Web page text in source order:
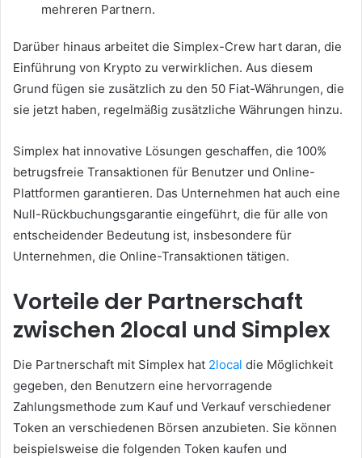
mehreren Partnern.
Darüber hinaus arbeitet die Simplex-Crew hart daran, die
Einführung von Krypto zu verwirklichen. Aus diesem
Grund fügen sie zusätzlich zu den 50 Fiat-Währungen, die
sie jetzt haben, regelmäßig zusätzliche Währungen hinzu.
Simplex hat innovative Lösungen geschaffen, die 100%
betrugsfreie Transaktionen für Benutzer und Online-
Plattformen garantieren. Das Unternehmen hat auch eine
Null-Rückbuchungsgarantie eingeführt, die für alle von
entscheidender Bedeutung ist, insbesondere für
Unternehmen, die Online-Transaktionen tätigen.
Vorteile der Partnerschaft
zwischen 2local und Simplex
Die Partnerschaft mit Simplex hat 2local die Möglichkeit
gegeben, den Benutzern eine hervorragende
Zahlungsmethode zum Kauf und Verkauf verschiedener
Token an verschiedenen Börsen anzubieten. Sie können
beispielsweise die folgenden Token kaufen und